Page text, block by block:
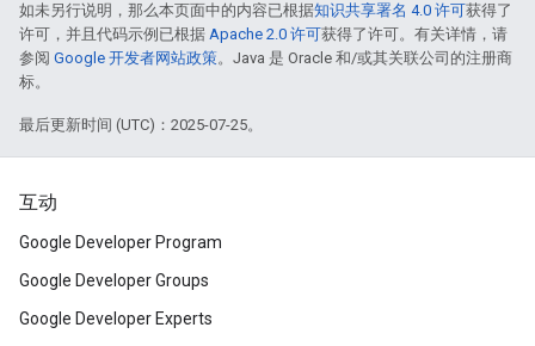
如未另行说明，那么本页面中的内容已根据知识共享署名 4.0 许可获得了
许可，并且代码示例已根据 Apache 2.0 许可获得了许可。有关详情，请
参阅 Google 开发者网站政策。Java 是 Oracle 和/或其关联公司的注册商
标。
最后更新时间 (UTC)：2025-07-25。
互动
Google Developer Program
Google Developer Groups
Google Developer Experts